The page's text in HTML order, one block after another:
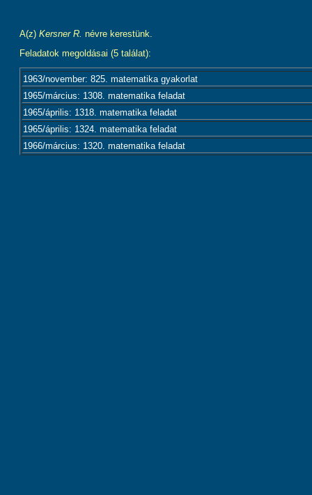
A(z) Kersner R. névre kerestünk.
Feladatok megoldásai (5 találat):
1963/november: 825. matematika gyakorlat
1965/március: 1308. matematika feladat
1965/április: 1318. matematika feladat
1965/április: 1324. matematika feladat
1966/március: 1320. matematika feladat